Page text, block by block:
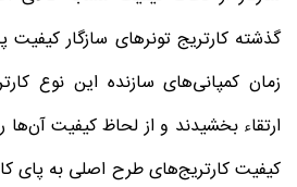
گذشته کارتریج تونرهای سازگار کیفیت
زمان کمپانی‌های سازنده این نوع
ارتقاء بخشیدند و از لحاظ کیفیت آن‌ها